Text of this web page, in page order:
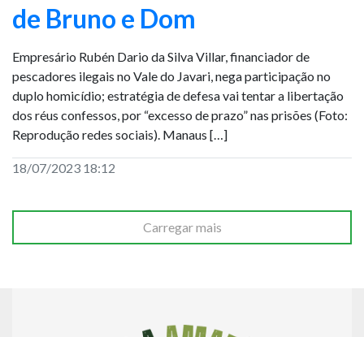
de Bruno e Dom
Empresário Rubén Dario da Silva Villar, financiador de
pescadores ilegais no Vale do Javari, nega participação no
duplo homicídio; estratégia de defesa vai tentar a libertação
dos réus confessos, por “excesso de prazo” nas prisões (Foto:
Reprodução redes sociais). Manaus […]
18/07/2023 18:12
Carregar mais